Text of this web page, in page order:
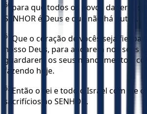
60 para que todos os povos da terra
SENHOR é Deus e que não há outro.
61
Que o coração de vocês seja fiel
nosso Deus, para andarem nos seus
guardarem os seus mandamentos,
fazendo hoje.
62 Então o rei e todo o Israel com ele
sacrifícios ao SENHOR.